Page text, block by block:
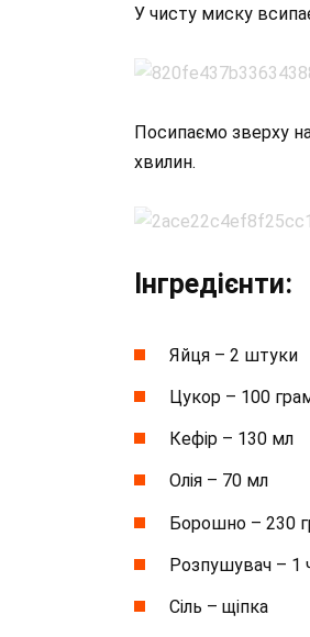
У чисту миску
Посипаємо зверху
хвилин.
Інгредієнти:
Яйця – 2 штуки
Цукор – 100
Кефір – 130 мл
Олія – 70 мл
Борошно – 230
Розпушувач – 1
Сіль – щіпка